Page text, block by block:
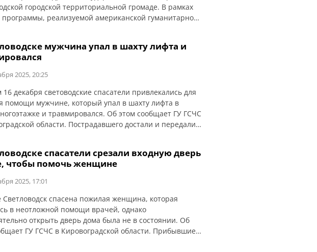
городской территориальной громаде. В рамках
программы, реализуемой американской гуманитарной
энергосберегающих окон. Напомним, учебное
пострадало в результате ракетно-дроновой атаки 28
года.
мужчина упал в шахту лифта и
2025, 20:25
декабря световодские спасатели привлекались для
помощи мужчине, который упал в шахту лифта в
и травмировался. Об этом сообщает ГУ ГСЧС
области. Пострадавшего достали и передали
спасатели срезали входную дверь
чтобы помочь женщине
2025, 17:01
Светловодск спасена пожилая женщина, которая
в неотложной помощи врачей, однако
открыть дверь дома была не в состоянии. Об
ГУ ГСЧС в Кировоградской области. Прибывшие